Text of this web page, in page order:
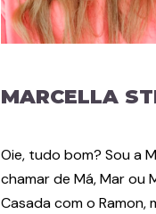
MARCELLA
Oie, tudo bom? Sou a
chamar de Má, Mar ou
Casada com o Ramon,